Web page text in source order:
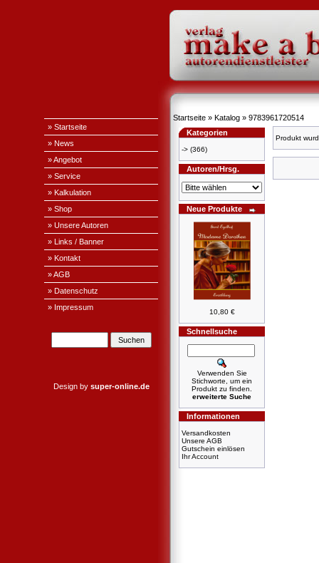
» Startseite
» News
» Angebot
» Service
» Kalkulation
» Shop
» Unsere Autoren
» Links / Banner
» Kontakt
» AGB
» Datenschutz
» Impressum
Design by super-online.de
Startseite » Katalog » 9783961720514
Kategorien
-> (366)
Autoren/Hrsg.
Neue Produkte
10,80 €
Schnellsuche
Verwenden Sie
Stichworte, um ein
Produkt zu finden.
erweiterte Suche
Informationen
Versandkosten
Unsere AGB
Gutschein einlösen
Ihr Account
Produkt